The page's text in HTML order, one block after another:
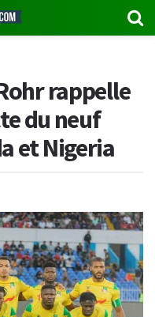
rappelle
du neuf
et Nigeria